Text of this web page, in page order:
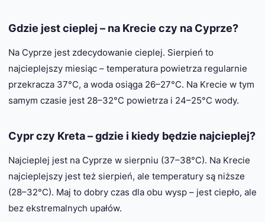
Gdzie jest cieplej – na Krecie czy na Cyprze?
Na Cyprze jest zdecydowanie cieplej. Sierpień to
najcieplejszy miesiąc – temperatura powietrza regularnie
przekracza 37°C, a woda osiąga 26–27°C. Na Krecie w tym
samym czasie jest 28–32°C powietrza i 24–25°C wody.
Cypr czy Kreta – gdzie i kiedy będzie najcieplej?
Najcieplej jest na Cyprze w sierpniu (37–38°C). Na Krecie
najcieplejszy jest też sierpień, ale temperatury są niższe
(28–32°C). Maj to dobry czas dla obu wysp – jest ciepło, ale
bez ekstremalnych upałów.